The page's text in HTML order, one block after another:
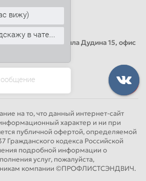
Петербург, Михаила Дудина 15, офис
на то, что данный интернет-сайт
характер и ни при
публичной офертой, определяемой
Гражданского кодекса Российской
подробной информации о
услуг, пожалуйста,
компании ©ПРОФЛИСТСЭНДВИЧ.
вижу)
в чате...